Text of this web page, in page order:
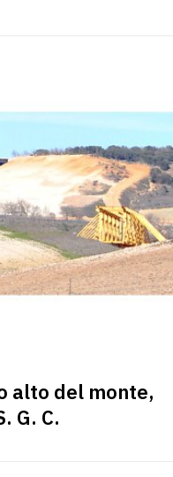
alto del monte,
G. C.